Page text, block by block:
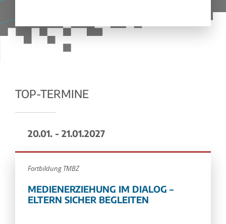
TOP-TERMINE
20.01. - 21.01.2027
Fortbildung TMBZ
MEDIENERZIEHUNG IM DIALOG –
ELTERN SICHER BEGLEITEN